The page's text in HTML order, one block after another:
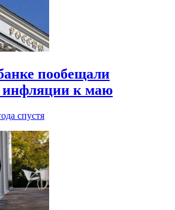
пообещали
инфляции к маю
спустя